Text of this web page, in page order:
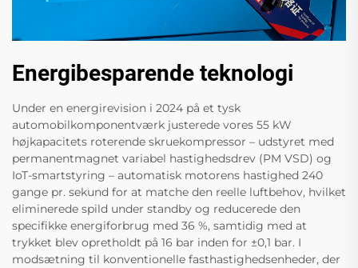
Energibesparende teknologi
Under en energirevision i 2024 på et tysk
automobilkomponentværk justerede vores 55 kW
højkapacitets roterende skruekompressor – udstyret med
permanentmagnet variabel hastighedsdrev (PM VSD) og
IoT-smartstyring – automatisk motorens hastighed 240
gange pr. sekund for at matche den reelle luftbehov, hvilket
eliminerede spild under standby og reducerede den
specifikke energiforbrug med 36 %, samtidig med at
trykket blev opretholdt på 16 bar inden for ±0,1 bar. I
modsætning til konventionelle fasthastighedsenheder, der